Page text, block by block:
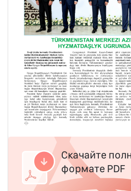
Скачайте
формате PDF